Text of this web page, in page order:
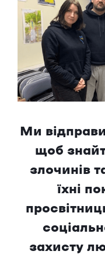
Ми
щоб
злочинів
їхні
захисту